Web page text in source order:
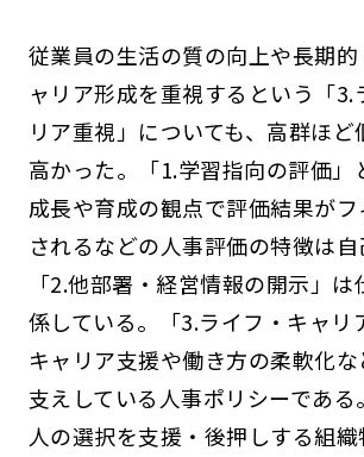
従業員の生活の質の向上や長期的
ャリア形成を重視するという「3.
リア重視」についても、高群ほ
高かった。「1.学習指向の評価」
成長や育成の観点で評価結果が
されるなどの人事評価の特徴は自
「2.他部署・経営情報の開示」
係している。「3.ライフ・キャリ
キャリア支援や働き方の柔軟化
支えしている人事ポリシーである
人の選択を支援・後押しする組織